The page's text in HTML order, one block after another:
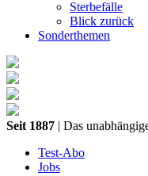
Sterbefälle
Blick zurück
Sonderthemen
Seit 1887 | Das
Test-Abo
Jobs